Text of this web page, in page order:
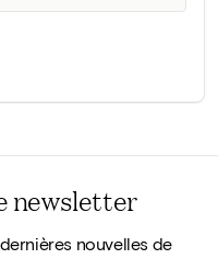
newsletter
nouvelles de